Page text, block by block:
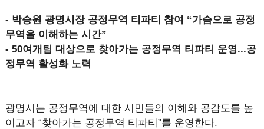
- 박승원 광명시장 공정무역 티파티 참여 “가슴으로 공정
무역을 이해하는 시간”
- 50여개팀 대상으로 찾아가는 공정무역 티파티 운영...공
정무역 활성화 노력
광명시는 공정무역에 대한 시민들의 이해와 공감도를 높
이고자 “찾아가는 공정무역 티파티”를 운영한다.